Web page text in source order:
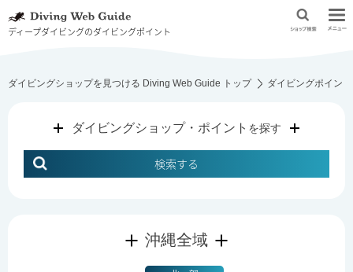
ディープダイビングのダイビングポイント
ダイビングショップを見つける Diving Web Guide トップ ダイビングポイン
ダイビングショップ・ポイント を探す
検索する
沖縄全域